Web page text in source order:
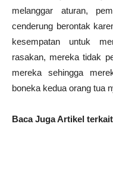
melanggar aturan,
cenderung berontak
kesempatan untuk
rasakan, mereka tidak
mereka sehingga
boneka kedua orang tua
Baca Juga Artikel